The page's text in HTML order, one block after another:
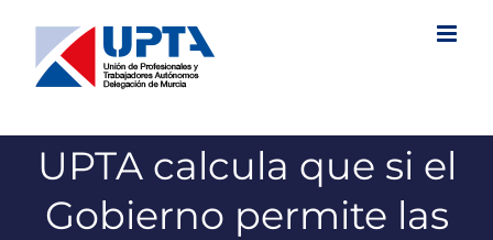
contenido
UPTA calcula que si el
Gobierno permite las